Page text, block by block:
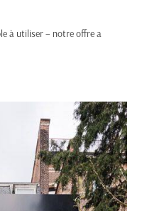
à utiliser – notre offre a